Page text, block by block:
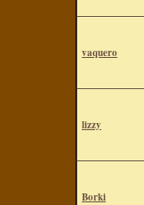
vaquero
lizzy
Borki